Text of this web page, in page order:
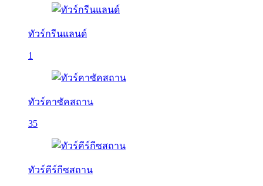
ทัวร์กรีนแลนด์
1
ทัวร์คาซัคสถาน
35
ทัวร์คีร์กีซสถาน